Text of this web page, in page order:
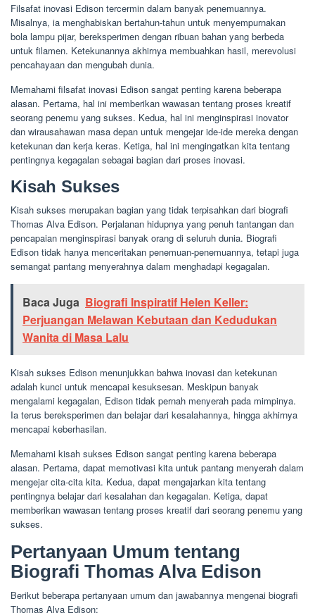
Filsafat inovasi Edison tercermin dalam banyak penemuannya.
Misalnya, ia menghabiskan bertahun-tahun untuk menyempurnakan
bola lampu pijar, bereksperimen dengan ribuan bahan yang berbeda
untuk filamen. Ketekunannya akhirnya membuahkan hasil, merevolusi
pencahayaan dan mengubah dunia.
Memahami filsafat inovasi Edison sangat penting karena beberapa
alasan. Pertama, hal ini memberikan wawasan tentang proses kreatif
seorang penemu yang sukses. Kedua, hal ini menginspirasi inovator
dan wirausahawan masa depan untuk mengejar ide-ide mereka dengan
ketekunan dan kerja keras. Ketiga, hal ini mengingatkan kita tentang
pentingnya kegagalan sebagai bagian dari proses inovasi.
Kisah Sukses
Kisah sukses merupakan bagian yang tidak terpisahkan dari biografi
Thomas Alva Edison. Perjalanan hidupnya yang penuh tantangan dan
pencapaian menginspirasi banyak orang di seluruh dunia. Biografi
Edison tidak hanya menceritakan penemuan-penemuannya, tetapi juga
semangat pantang menyerahnya dalam menghadapi kegagalan.
Baca Juga Biografi Inspiratif Helen Keller:
Perjuangan Melawan Kebutaan dan Kedudukan
Wanita di Masa Lalu
Kisah sukses Edison menunjukkan bahwa inovasi dan ketekunan
adalah kunci untuk mencapai kesuksesan. Meskipun banyak
mengalami kegagalan, Edison tidak pernah menyerah pada mimpinya.
Ia terus bereksperimen dan belajar dari kesalahannya, hingga akhirnya
mencapai keberhasilan.
Memahami kisah sukses Edison sangat penting karena beberapa
alasan. Pertama, dapat memotivasi kita untuk pantang menyerah dalam
mengejar cita-cita kita. Kedua, dapat mengajarkan kita tentang
pentingnya belajar dari kesalahan dan kegagalan. Ketiga, dapat
memberikan wawasan tentang proses kreatif dari seorang penemu yang
sukses.
Pertanyaan Umum tentang
Biografi Thomas Alva Edison
Berikut beberapa pertanyaan umum dan jawabannya mengenai biografi
Thomas Alva Edison: